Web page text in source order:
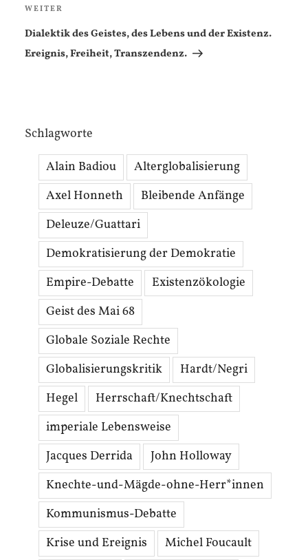
Nächster
Beitrag
WEITER
Dialektik des Geistes, des Lebens und der Existenz.
Ereignis, Freiheit, Transzendenz.
Schlagworte
Alain Badiou
Alterglobalisierung
Axel Honneth
Bleibende Anfänge
Deleuze/Guattari
Demokratisierung der Demokratie
Empire-Debatte
Existenzökologie
Geist des Mai 68
Globale Soziale Rechte
Globalisierungskritik
Hardt/Negri
Hegel
Herrschaft/Knechtschaft
imperiale Lebensweise
Jacques Derrida
John Holloway
Knechte-und-Mägde-ohne-Herr*innen
Kommunismus-Debatte
Krise und Ereignis
Michel Foucault